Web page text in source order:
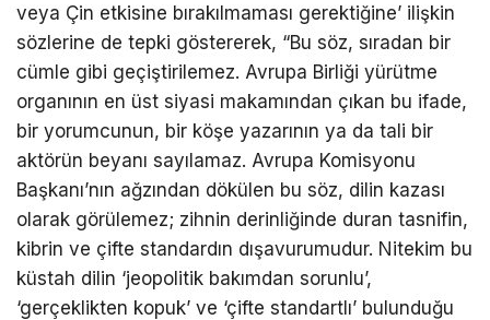
veya Çin etkisine bırakılmaması gerektiğine’ ilişkin
sözlerine de tepki göstererek, “Bu söz, sıradan bir
cümle gibi geçiştirilemez. Avrupa Birliği yürütme
organının en üst siyasi makamından çıkan bu ifade,
bir yorumcunun, bir köşe yazarının ya da tali bir
aktörün beyanı sayılamaz. Avrupa Komisyonu
Başkanı’nın ağzından dökülen bu söz, dilin kazası
olarak görülemez; zihnin derinliğinde duran tasnifin,
kibrin ve çifte standardın dışavurumudur. Nitekim bu
küstah dilin ‘jeopolitik bakımdan sorunlu’,
‘gerçeklikten kopuk’ ve ‘çifte standartlı’ bulunduğu